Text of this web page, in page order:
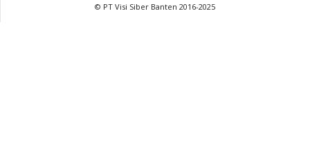
© PT Visi Siber Banten 2016-2025